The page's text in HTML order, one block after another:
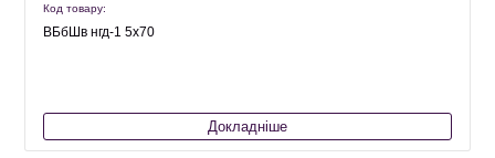
Код товару:
ВБбШв нгд-1 5х70
Докладніше